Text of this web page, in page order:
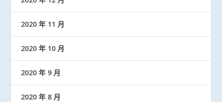
2020 年 11 月
2020 年 10 月
2020 年 9 月
2020 年 8 月